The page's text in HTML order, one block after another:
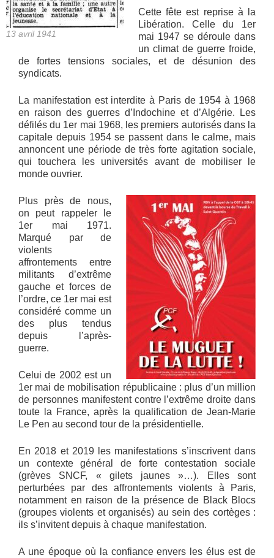
13 avril 1941
Cette fête est reprise à la
Libération. Celle du 1er
mai 1947 se déroule dans
un climat de guerre froide,
de fortes tensions sociales, et de désunion des
syndicats.
La manifestation est interdite à Paris de 1954 à 1968
en raison des guerres d’Indochine et d’Algérie. Les
défilés du 1er mai 1968, les premiers autorisés dans la
capitale depuis 1954 se passent dans le calme, mais
annoncent une période de très forte agitation sociale,
qui touchera les universités avant de mobiliser le
monde ouvrier.
Plus près de nous,
on peut rappeler le
1er mai 1971.
Marqué par de
violents
affrontements entre
militants d’extrême
gauche et forces de
l’ordre, ce 1er mai est
considéré comme un
des plus tendus
depuis l’après-
guerre.
Celui de 2002 est un
1er mai de mobilisation républicaine : plus d’un million
de personnes manifestent contre l’extrême droite dans
toute la France, après la qualification de Jean-Marie
Le Pen au second tour de la présidentielle.
En 2018 et 2019 les manifestations s’inscrivent dans
un contexte général de forte contestation sociale
(grèves SNCF, « gilets jaunes »…). Elles sont
perturbées par des affrontements violents à Paris,
notamment en raison de la présence de Black Blocs
(groupes violents et organisés) au sein des cortèges :
ils s’invitent depuis à chaque manifestation.
A une époque où la confiance envers les élus est de